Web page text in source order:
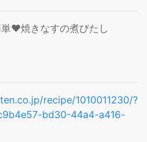
❤焼きなすの煮びたし
recipe/1010011230/?
bd30-44a4-a416-